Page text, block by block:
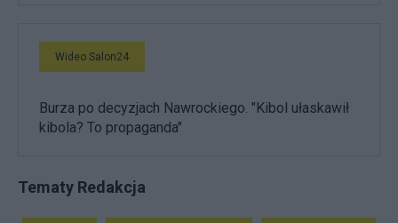
Wideo Salon24
Burza po decyzjach Nawrockiego. "Kibol ułaskawił
kibola? To propaganda"
Tematy Redakcja